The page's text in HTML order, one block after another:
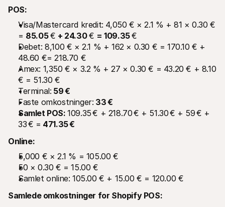
POS:
Visa/Mastercard kredit: 4,050 € × 2.1 % + 81 × 0.30 €
= 85.05 € + 24.30 € = 109.35 €
Debet: 8,100 € × 2.1 % + 162 × 0.30 € = 170.10 € +
48.60 €= 218.70 €
Amex: 1,350 € × 3.2 % + 27 × 0.30 € = 43.20 € + 8.10
€ = 51.30 €
Terminal: 59 €
Faste omkostninger: 33 €
Samlet POS: 109.35 € + 218.70 € + 51.30 € + 59 € +
33 € = 471.35 €
Online:
5,000 € × 2.1 % = 105.00 €
50 × 0.30 € = 15.00 €
Samlet online: 105.00 € + 15.00 € = 120.00 €
Samlede omkostninger for Shopify POS: